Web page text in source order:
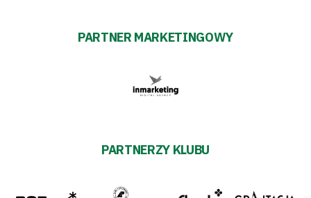
PARTNER MARKETINGOWY
PARTNERZY KLUBU